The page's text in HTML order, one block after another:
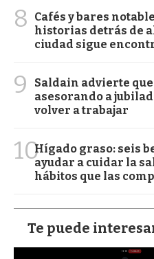
8
Cafés y bares
historias detrás de
ciudad sigue
9
Saldain advierte que
asesorando a
volver a trabajar
10Hígado graso: seis
ayudar a cuidar la
hábitos que las
Te puede